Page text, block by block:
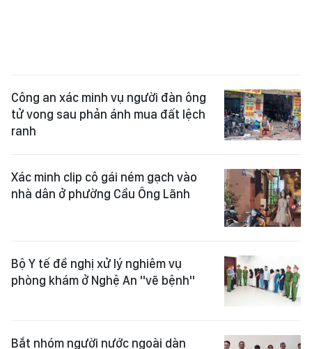
Công an xác minh vụ người đàn ông
tử vong sau phản ánh mua đất lệch
ranh
Xác minh clip cô gái ném gạch vào
nhà dân ở phường Cầu Ông Lãnh
Bộ Y tế đề nghị xử lý nghiêm vụ
phòng khám ở Nghệ An "vẽ bệnh"
Bắt nhóm người nước ngoài dàn